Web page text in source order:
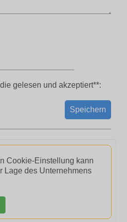
gelesen und akzeptiert**:
Speichern
Cookie-Einstellung kann
Lage des Unternehmens